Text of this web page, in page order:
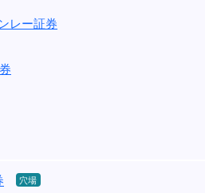
レー証券